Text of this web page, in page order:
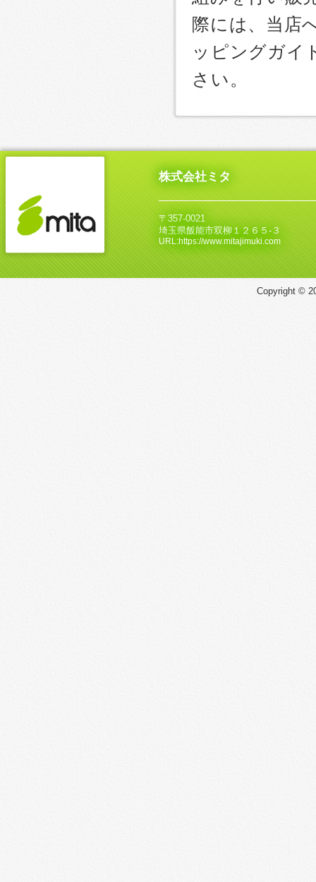
際には、当店
ッピングガイ
さい。
株式会社ミタ
〒357-0021
埼玉県飯能市双柳１２６５‐３
URL:https://www.mitajimuki.com
Copyright ©